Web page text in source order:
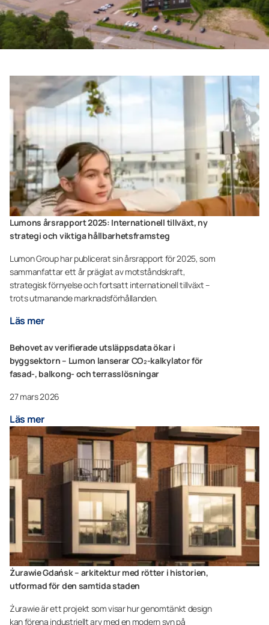
Lumons årsrapport 2025: Internationell tillväxt, ny
strategi och viktiga hållbarhetsframsteg
Lumon Group har publicerat sin årsrapport för 2025, som
sammanfattar ett år präglat av motståndskraft,
strategisk förnyelse och fortsatt internationell tillväxt –
trots utmanande marknadsförhållanden.
Läs mer
Behovet av verifierade utsläppsdata ökar i
byggsektorn – Lumon lanserar CO₂-kalkylator för
fasad-, balkong- och terrasslösningar
27 mars 2026
Läs mer
Żurawie Gdańsk – arkitektur med rötter i historien,
utformad för den samtida staden
Żurawie är ett projekt som visar hur genomtänkt design
kan förena industriellt arv med en modern syn på